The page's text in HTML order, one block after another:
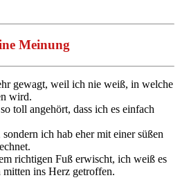
Meinung
gewagt, weil ich nie weiß, in welche
wird.
toll angehört, dass ich es einfach
ich hab eher mit einer süßen
richtigen Fuß erwischt, ich weiß es
ins Herz getroffen.